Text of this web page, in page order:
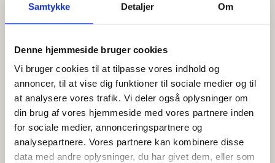
Samtykke Detaljer Om
Denne hjemmeside bruger cookies
Vi bruger cookies til at tilpasse vores indhold og
annoncer, til at vise dig funktioner til sociale medier og til
at analysere vores trafik. Vi deler også oplysninger om
din brug af vores hjemmeside med vores partnere inden
for sociale medier, annonceringspartnere og
analysepartnere. Vores partnere kan kombinere disse
data med andre oplysninger, du har givet dem, eller som
Efternavn
Jeg accepterer behandlingen af mine personoplysninger i
henhold tilprivatlivspolitikken